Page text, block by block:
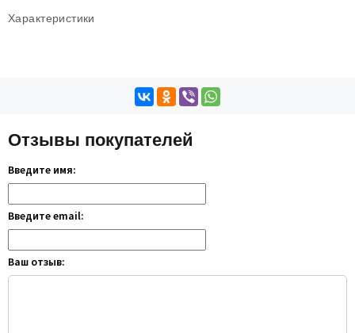
Характеристики
Отзывы покупателей
Введите имя:
Введите email:
Ваш отзыв: